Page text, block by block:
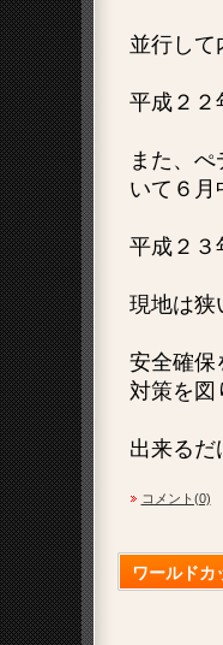
並行して
平成２２
また、
いて６月
平成２３
現地は狭
安全確保
対策を図
出来るだ
コメント(0)
ワールドカ